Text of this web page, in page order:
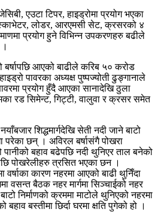
एउटा टिपर, हाइड्रोमा प्रयोग भएका
लोडर, आरएमसी सेट, क्रसरको ४
प्रयोग हुने विभिन्न उपकरणहरु बढीले
बर्षापछि आएको बाढीले करिब ५० करोड
पावरका अध्यक्ष पुष्पज्योती ढुङ्गानाले
प्रयोग हुँदै आएका सानादेखि ठुला
रड सिमेन्ट, गिट्टी, वालुवा र क्रसर समेत
शिद्धमार्गदेखि सेती नदी जाने बाटो
परेका छन् । अविरल बर्षासंगै पोखरा
बहाव बढेपछि नदी थुनिएर ताल बनेको
पोखरेलीहरु त्रसित भएका छन ।
वर्षाका कारण नहरमा आएको बाढी थुनिँदा
वसन्त बैठक नहर मार्गमा सिञ्चाईको नहर
निर्माणको क्रममा माटोले थुनिएको नहरमा
बहाव बस्तीमा छिर्दा घरमा क्षति पुगेको हो ।